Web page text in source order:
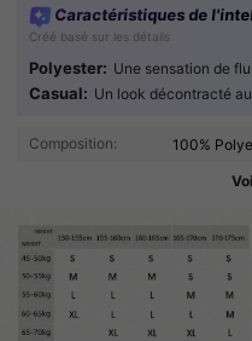
Caractéristiques de
Créé basé sur les détails
Polyester: Une sensation de
Casual: Un look décontracté
Composition: 100%